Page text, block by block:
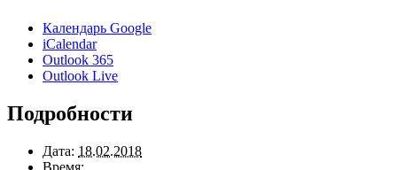
Календарь Google
iCalendar
Outlook 365
Outlook Live
Подробности
Дата: 18.02.2018
Время: